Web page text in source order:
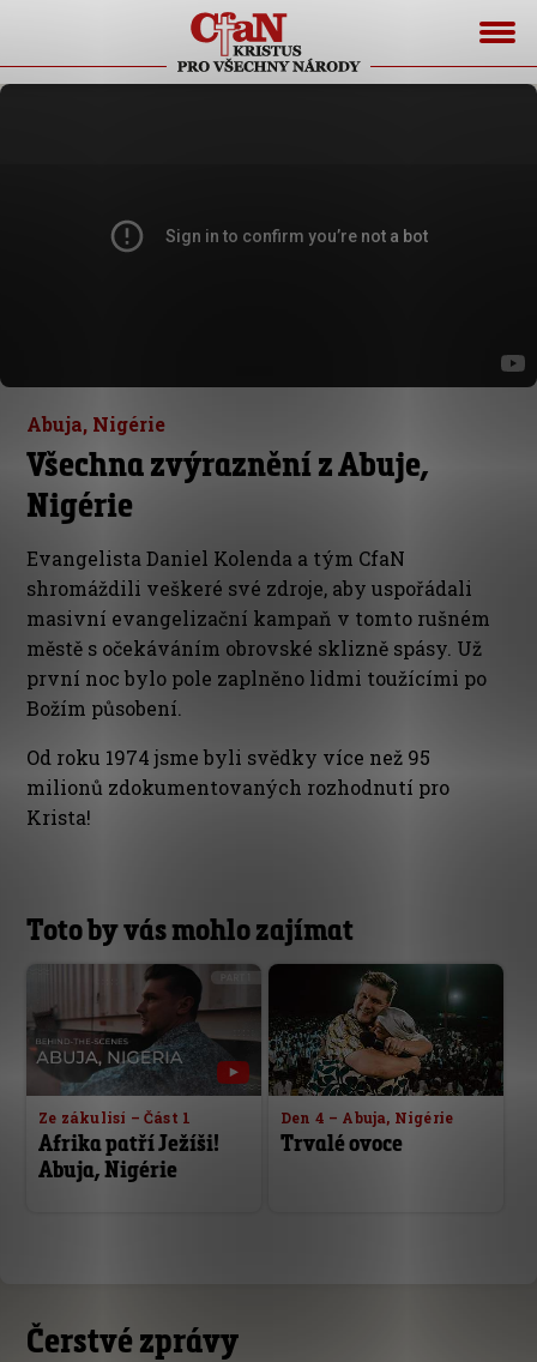
Abuja, Nigérie
Všechna zvýraznění z Abuje,
Nigérie
Evangelista Daniel Kolenda a tým CfaN
shromáždili veškeré své zdroje, aby uspořádali
masivní evangelizační kampaň v tomto rušném
městě s očekáváním obrovské sklizně spásy. Už
první noc bylo pole zaplněno lidmi toužícími po
Božím působení.
Od roku 1974 jsme byli svědky více než 95
milionů zdokumentovaných rozhodnutí pro
Krista!
Toto by vás mohlo zajímat
Ze zákulisí – Část 1
Afrika patří Ježíši!
Abuja, Nigérie
Den 4 – Abuja, Nigérie
Trvalé ovoce
Čerstvé zprávy